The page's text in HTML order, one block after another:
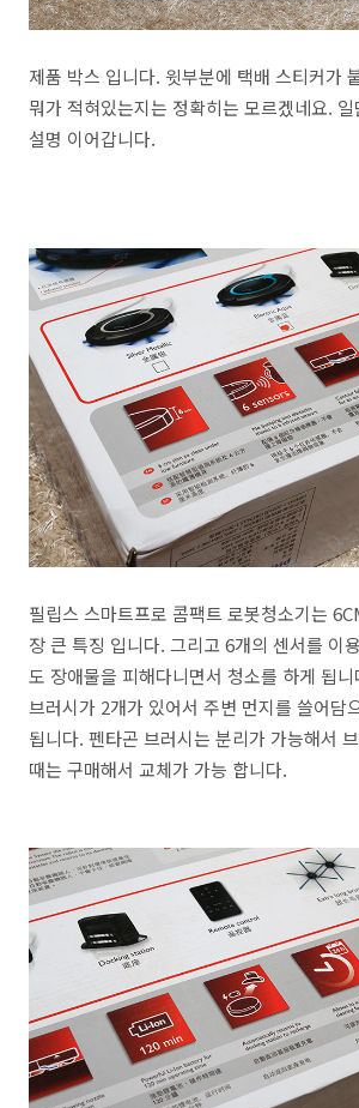
제품 박스 입니다. 윗부분에 택배 스티커가
뭐가 적혀있는지는 정확히는 모르겠네요.
설명 이어갑니다.
필립스 스마트프로 콤팩트 로봇청소기는
장 큰 특징 입니다. 그리고 6개의 센서를 이
도 장애물을 피해다니면서 청소를 하게 됩
브러시가 2개가 있어서 주변 먼지를 쓸어담
됩니다. 펜타곤 브러시는 분리가 가능해서
때는 구매해서 교체가 가능 합니다.